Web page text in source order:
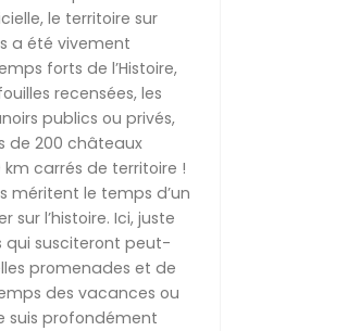
le territoire sur
a été vivement
forts de l’Histoire,
recensées, les
publics ou privés,
de 200 châteaux
km carrés de territoire !
méritent le temps d’un
sur l’histoire. Ici, juste
qui susciteront peut-
promenades et de
des vacances ou
suis profondément